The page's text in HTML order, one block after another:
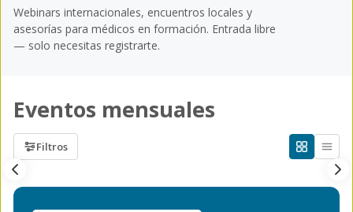
Webinars internacionales, encuentros locales y
asesorías para médicos en formación. Entrada libre
— solo necesitas registrarte.
Eventos mensuales
Filtros